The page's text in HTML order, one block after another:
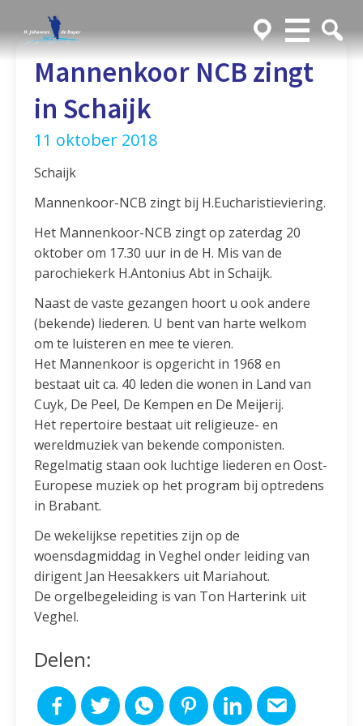
Mannenkoor NCB zingt
in Schaijk
11 oktober 2018
Schaijk
Mannenkoor-NCB zingt bij H.Eucharistieviering.
Het Mannenkoor-NCB zingt op zaterdag 20
oktober om 17.30 uur in de H. Mis van de
parochiekerk H.Antonius Abt in Schaijk.
Naast de vaste gezangen hoort u ook andere
(bekende) liederen. U bent van harte welkom
om te luisteren en mee te vieren.
Het Mannenkoor is opgericht in 1968 en
bestaat uit ca. 40 leden die wonen in Land van
Cuyk, De Peel, De Kempen en De Meijerij.
Het repertoire bestaat uit religieuze- en
wereldmuziek van bekende componisten.
Regelmatig staan ook luchtige liederen en Oost-
Europese muziek op het program bij optredens
in Brabant.
De wekelijkse repetities zijn op de
woensdagmiddag in Veghel onder leiding van
dirigent Jan Heesakkers uit Mariahout.
De orgelbegeleiding is van Ton Harterink uit
Veghel.
Delen: